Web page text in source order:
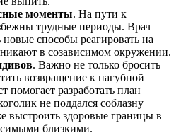
моменты. На пути к
трудные периоды. Врач
новые способы реагировать на
в созависимом окружении.
. Важно не только бросить
возвращение к пагубной
помогает разработать план
не поддался соблазну
выстроить здоровые границы в
близкими.